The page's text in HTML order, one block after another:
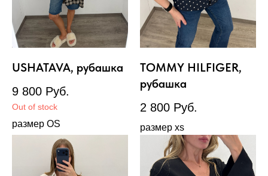
USHATAVA, рубашка
9 800 Руб.
Out of stock
размер OS
TOMMY HILFIGER,
рубашка
2 800 Руб.
размер xs